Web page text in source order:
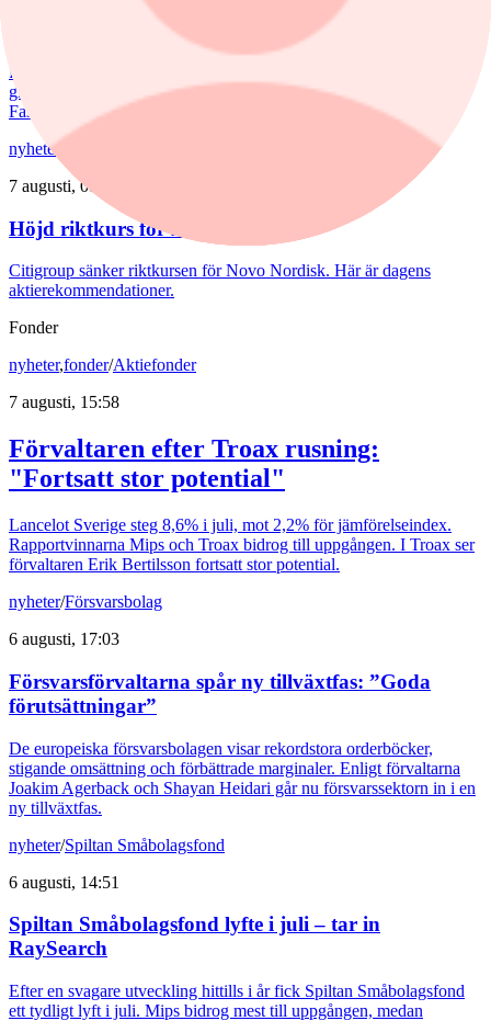
Priserna på bostadsrätter sjönk i juli medan villapriserna ökade.
Fritidshusmarknaden bjöd samtidigt på månadens tredbrott. "En
glädjande signal", menar Liza Nyberg, tf VD för Svensk
Fastighetsförmedling.
nyheter
7 augusti, 08:39
Höjd riktkurs för Nibe
Citigroup sänker riktkursen för Novo Nordisk. Här är dagens
aktierekommendationer.
Fonder
nyheter,fonder/Aktiefonder
7 augusti, 15:58
Förvaltaren efter Troax rusning:
"Fortsatt stor potential"
Lancelot Sverige steg 8,6% i juli, mot 2,2% för jämförelseindex.
Rapportvinnarna Mips och Troax bidrog till uppgången. I Troax ser
förvaltaren Erik Bertilsson fortsatt stor potential.
nyheter/Försvarsbolag
6 augusti, 17:03
Försvarsförvaltarna spår ny tillväxtfas: ”Goda
förutsättningar”
De europeiska försvarsbolagen visar rekordstora orderböcker,
stigande omsättning och förbättrade marginaler. Enligt förvaltarna
Joakim Agerback och Shayan Heidari går nu försvarssektorn in i en
ny tillväxtfas.
nyheter/Spiltan Småbolagsfond
6 augusti, 14:51
Spiltan Småbolagsfond lyfte i juli – tar in
RaySearch
Efter en svagare utveckling hittills i år fick Spiltan Småbolagsfond
ett tydligt lyft i juli. Mips bidrog mest till uppgången, medan